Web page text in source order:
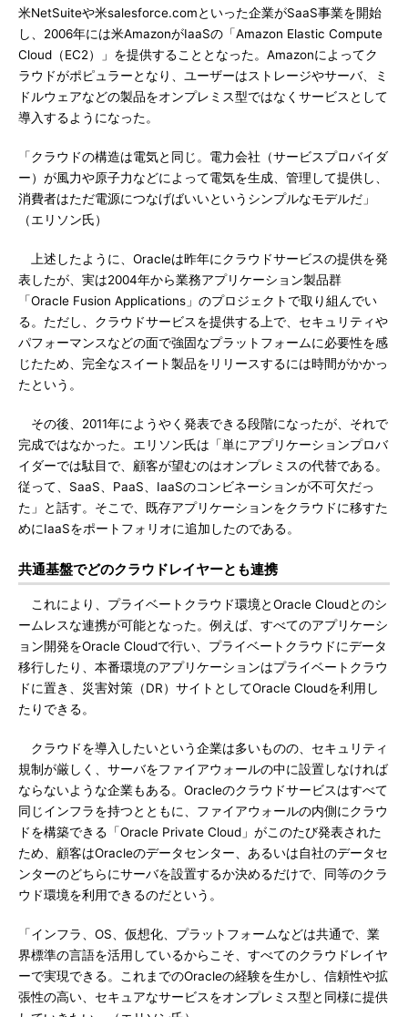
米NetSuiteや米salesforce.comといった企業がSaaS事業を開始
し、2006年には米AmazonがIaaSの「Amazon Elastic Compute
Cloud（EC2）」を提供することとなった。Amazonによってク
ラウドがポピュラーとなり、ユーザーはストレージやサーバ、ミ
ドルウェアなどの製品をオンプレミス型ではなくサービスとして
導入するようになった。
「クラウドの構造は電気と同じ。電力会社（サービスプロバイダ
ー）が風力や原子力などによって電気を生成、管理して提供し、
消費者はただ電源につなげばいいというシンプルなモデルだ」
（エリソン氏）
上述したように、Oracleは昨年にクラウドサービスの提供を発
表したが、実は2004年から業務アプリケーション製品群
「Oracle Fusion Applications」のプロジェクトで取り組んでい
る。ただし、クラウドサービスを提供する上で、セキュリティや
パフォーマンスなどの面で強固なプラットフォームに必要性を感
じたため、完全なスイート製品をリリースするには時間がかかっ
たという。
その後、2011年にようやく発表できる段階になったが、それで
完成ではなかった。エリソン氏は「単にアプリケーションプロバ
イダーでは駄目で、顧客が望むのはオンプレミスの代替である。
従って、SaaS、PaaS、IaaSのコンビネーションが不可欠だっ
た」と話す。そこで、既存アプリケーションをクラウドに移すた
めにIaaSをポートフォリオに追加したのである。
共通基盤でどのクラウドレイヤーとも連携
これにより、プライベートクラウド環境とOracle Cloudとのシ
ームレスな連携が可能となった。例えば、すべてのアプリケーシ
ョン開発をOracle Cloudで行い、プライベートクラウドにデータ
移行したり、本番環境のアプリケーションはプライベートクラウ
ドに置き、災害対策（DR）サイトとしてOracle Cloudを利用し
たりできる。
クラウドを導入したいという企業は多いものの、セキュリティ
規制が厳しく、サーバをファイアウォールの中に設置しなければ
ならないような企業もある。Oracleのクラウドサービスはすべて
同じインフラを持つとともに、ファイアウォールの内側にクラウ
ドを構築できる「Oracle Private Cloud」がこのたび発表された
ため、顧客はOracleのデータセンター、あるいは自社のデータセ
ンターのどちらにサーバを設置するか決めるだけで、同等のクラ
ウド環境を利用できるのだという。
「インフラ、OS、仮想化、プラットフォームなどは共通で、業
界標準の言語を活用しているからこそ、すべてのクラウドレイヤ
ーで実現できる。これまでのOracleの経験を生かし、信頼性や拡
張性の高い、セキュアなサービスをオンプレミス型と同様に提供